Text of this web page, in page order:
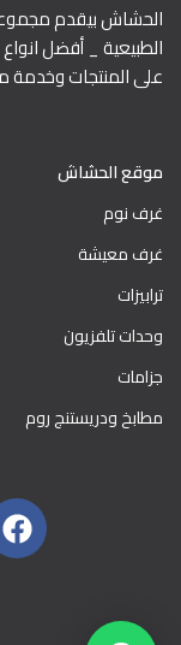
الحشاش بيقدم
الطبيعية _ أفضل
على المنتجات وخدمة
موقع الحشاش
غرف نوم
غرف معيشة
ترابيزات
وحدات تلفزيون
جزامات
مطابخ ودريستنج روم